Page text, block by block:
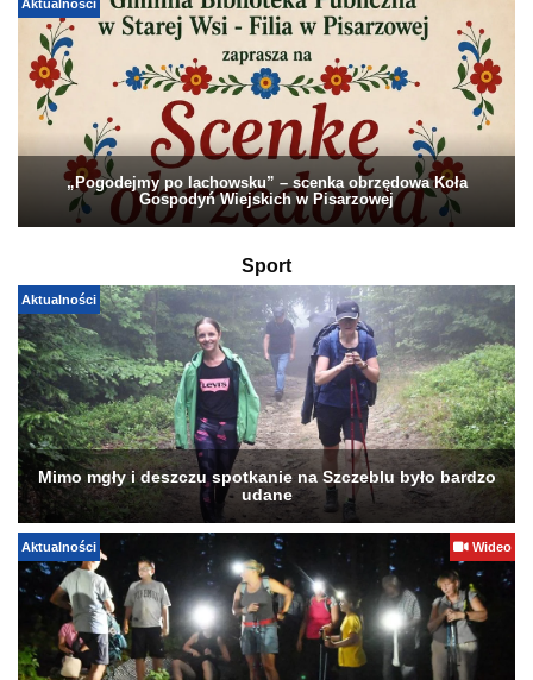
Aktualności
„Pogodejmy po lachowsku” – scenka obrzędowa Koła
Gospodyń Wiejskich w Pisarzowej
Sport
Aktualności
Mimo mgły i deszczu spotkanie na Szczeblu było bardzo
udane
Aktualności Wideo